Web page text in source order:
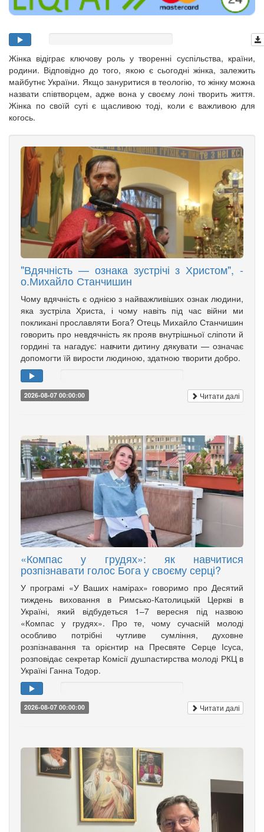
Жінка відіграє ключову роль у творенні суспільства, країни,
родини. Відповідно до того, якою є сьогодні жінка, залежить
майбутнє України. Якщо зануритися в теологію, то жінку можна
назвати співтворцем, адже вона у своєму лоні творить життя.
Жінка по своїй суті є щасливою тоді, коли є важливою для
когось.
"Вдячність — ознака зустрічі з Христом", -
о.Михайло Станчишин
Чому вдячність є однією з найважливіших ознак людини,
яка зустріла Христа, і чому навіть під час війни ми
покликані прославляти Бога? Отець Михайло Станчишин
говорить про невдячність як прояв внутрішньої сліпоти й
гордині та нагадує: навчити дитину дякувати — означає
допомогти їй вирости людиною, здатною творити добро.
2026-08-07 00:00:00 Читати далі
«Компас у грудях»: як навчитися
розпізнавати голос Бога у своєму серці?
У програмі «У Ваших намірах» говоримо про Десятий
тиждень виховання в Римсько-Католицькій Церкві в
Україні, який відбудеться 1–7 вересня під назвою
«Компас у грудях». Про те, чому сучасній молоді
особливо потрібні чутливе сумління, духовне
розпізнавання та орієнтир на Пресвяте Серце Ісуса,
розповідає секретар Комісії душпастирства молоді РКЦ в
Україні Ганна Тодор.
2026-08-07 00:00:00 Читати далі